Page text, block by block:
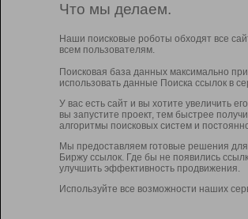
Что мы делаем.
Наши поисковые роботы обходят все
всем пользователям.
Поисковая база данных максимально
использовать данные Поиска ссылок в
У вас есть сайт и вы хотите увеличить
вы запустите проект, тем быстрее
алгоритмы поисковых систем и
Мы предоставляем готовые решения
Биржу ссылок. Где бы не появились
улучшить эффективность продвижения.
Используйте все возможности наших